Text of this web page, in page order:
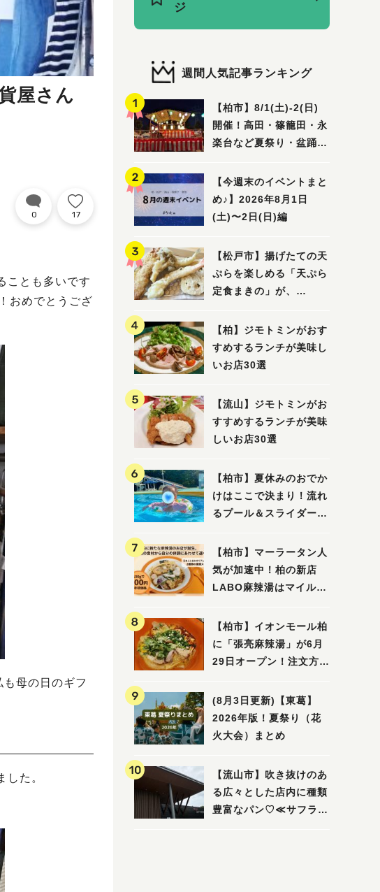
屋さん
0 17
ことも多いです
おめでとうござ
母の日のギフ
た。
ジ
週間人気記事ランキング
【柏市】8/1(土)‐2(日)
開催！高田・篠籠田・永
楽台など夏祭り・盆踊り
【今週末のイベントまと
め♪】2026年8月1日
(土)〜2日(日)編
【松戸市】揚げたての天
ぷらを楽しめる「天ぷら
定食まきの」が、
【柏】ジモトミンがおす
すめするランチが美味し
いお店30選
【流山】ジモトミンがお
すすめするランチが美味
しいお店30選
【柏市】夏休みのおでか
けはここで決まり！流れ
るプール＆スライダーに
ル」を親子で満喫してき
ました！
【柏市】マーラータン人
気が加速中！柏の新店
LABO麻辣湯はマイルド
【柏市】イオンモール柏
に「張亮麻辣湯」が6月
29日オープン！注文方法
ビュー
(8月3日更新)【東葛】
2026年版！夏祭り（花
火大会）まとめ
【流山市】吹き抜けのあ
る広々とした店内に種類
豊富なパン♡≪サフラン